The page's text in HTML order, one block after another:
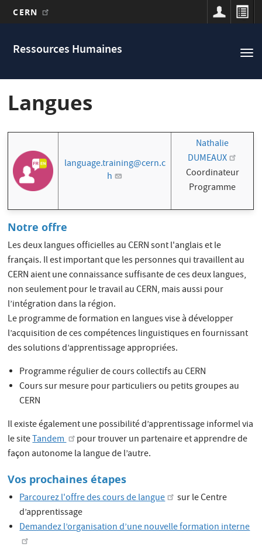
contenu
CERN
Ressources Humaines
navigation
Langues
language.training@cern.c
h
Nathalie
DUMEAUX
Coordinateur
Programme
Notre offre
Les deux langues officielles au CERN sont l'anglais et le
français. Il est important que les personnes qui travaillent au
CERN aient une connaissance suffisante de ces deux langues,
non seulement pour le travail au CERN, mais aussi pour
l’intégration dans la région.
Le programme de formation en langues vise à développer
l’acquisition de ces compétences linguistiques en fournissant
des solutions d’apprentissage appropriées.
Programme régulier de cours collectifs au CERN
Cours sur mesure pour particuliers ou petits groupes au
CERN
Il existe également une possibilité d’apprentissage informel via
le siteTandem
pour trouver un partenaire et apprendre de
façon autonome la langue de l’autre.
Vos prochaines étapes
Parcourez l'offre des cours de langue
sur le Centre
d’apprentissage
Demandez l’organisation d’une nouvelle formation interne